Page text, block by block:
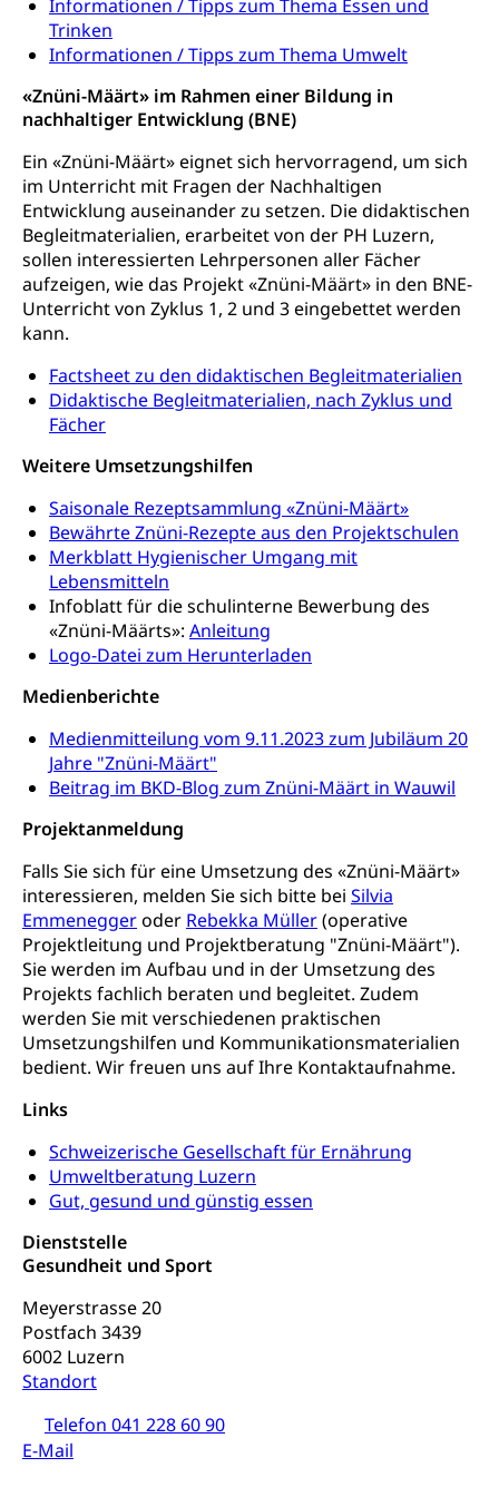
Informationen / Tipps zum Thema Essen und
Trinken
Informationen / Tipps zum Thema Umwelt
«Znüni-Määrt» im Rahmen einer Bildung in
nachhaltiger Entwicklung (BNE)
Ein «Znüni-Määrt» eignet sich hervorragend, um sich
im Unterricht mit Fragen der Nachhaltigen
Entwicklung auseinander zu setzen. Die didaktischen
Begleitmaterialien, erarbeitet von der PH Luzern,
sollen interessierten Lehrpersonen aller Fächer
aufzeigen, wie das Projekt «Znüni-Määrt» in den BNE-
Unterricht von Zyklus 1, 2 und 3 eingebettet werden
kann.
Factsheet zu den didaktischen Begleitmaterialien
Didaktische Begleitmaterialien, nach Zyklus und
Fächer
Weitere Umsetzungshilfen
Saisonale Rezeptsammlung «Znüni-Määrt»
Bewährte Znüni-Rezepte aus den Projektschulen
Merkblatt Hygienischer Umgang mit
Lebensmitteln
Infoblatt für die schulinterne Bewerbung des
«Znüni-Määrts»: Anleitung
Logo-Datei zum Herunterladen
Medienberichte
Medienmitteilung vom 9.11.2023 zum Jubiläum 20
Jahre "Znüni-Määrt"
Beitrag im BKD-Blog zum Znüni-Määrt in Wauwil
Projektanmeldung
Falls Sie sich für eine Umsetzung des «Znüni-Määrt»
interessieren, melden Sie sich bitte bei Silvia
Emmeneggeroder Rebekka Müller(operative
Projektleitung und Projektberatung "Znüni-Määrt").
Sie werden im Aufbau und in der Umsetzung des
Projekts fachlich beraten und begleitet. Zudem
werden Sie mit verschiedenen praktischen
Umsetzungshilfen und Kommunikationsmaterialien
bedient. Wir freuen uns auf Ihre Kontaktaufnahme.
Links
Schweizerische Gesellschaft für Ernährung
Umweltberatung Luzern
Gut, gesund und günstig essen
Dienststelle
Gesundheit und Sport
Meyerstrasse 20
Postfach 3439
6002 Luzern
Standort
Telefon 041 228 60 90
E-Mail
und Kultur, Kulturgesuche, Kulturvermittlung
Kulturförderung und Vermittlung
Angebote für Schulklassen
Zentralschweizer Filmförderung
Mobilität
Schiene und öffentlicher Verkehr
Schienenverkehr, Zugverkehr, Bahnverkehr,
Transportmittel, öffentlicher Verkehr
Verkehrsverbund Luzern VVL
Öffentlicher Verkehr Luzern Mobil
Schifffahrt
Schiffsverkehr, Binnenschifffahrt, Seeschifffahrt,
Flussschifffahrt
Schifffahrt (Strassenverkehrsamt)
Strasse
Autoverkehr, Lastwagenverkehr, Schwerverkehr,
leistungsabhängige Schwerverkehrsabgabe,
Individualverkehr
zentras (Betrieb und Unterhalt LU, OW, NW,
ZG)
Strassenverkehrsamt
Verkehr und Infrastruktur vif
Kantonsstrassen
Persönliches
Zivilstand
Geburt, Heirat, Ehe, Partnerschaft, Tod,
Zivilstandswesen
Adoption
Adoptivkind, Adoptiveltern, Adoptionsvermittlung,
Adoptionsverfahren, elterliche Gewalt, elterliche
Niederlassungsbewilligung, Aufenthalt,
Niederlassung, Wohnsitz
Amt für Migration
Ausweise und Bescheinigungen
Reisepass, Identitätskarte, Visum, Geburtsurkunde
Jagdausweis, Fischereiausweis
Reisepass, Identitätskarte
Strassenverkehrsamt (Führerausweis,
Namensänderungen
Einbürgerung
Staatsbürgerschaft, Bürgerrecht, Erwerb des
Einbürgerungsverfahren
Einbürgerungen
Geburt
Geburtsurkunde, Geburtsschein, Geburtsanzeige
Familienzulagen (WAS Luzern)
Schwangerschaft / Geburt (gruezi.lu.ch)
Kinder und Jugendliche
Mündigkeit, Kindesschutz, Jugendschutz
Kinder- und Jugendförderung
IV für Kinder und Jugendliche (WAS Luzern)
Pflege / Pflegeheim
Religion